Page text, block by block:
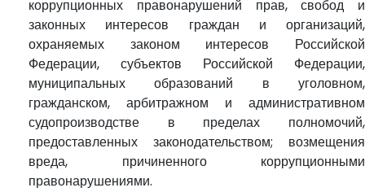
коррупционных правонарушений прав, свобод и
законных интересов граждан и организаций,
охраняемых законом интересов Российской
Федерации, субъектов Российской Федерации,
муниципальных образований в уголовном,
гражданском, арбитражном и административном
судопроизводстве в пределах полномочий,
предоставленных законодательством; возмещения
вреда, причиненного коррупционными
правонарушениями.